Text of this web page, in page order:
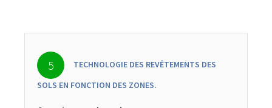
TECHNOLOGIE DES REVÊTEMENTS DES
SOLS EN FONCTION DES ZONES.